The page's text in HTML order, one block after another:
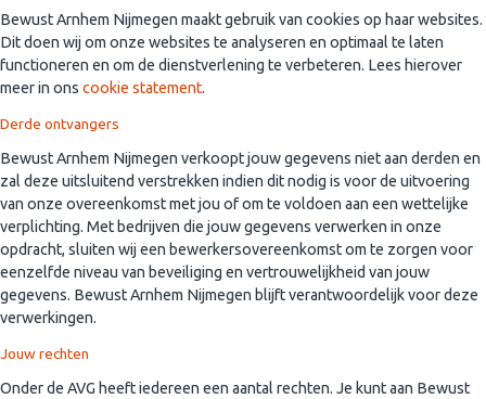
Bewust Arnhem Nijmegen maakt gebruik van cookies op haar websites.
Dit doen wij om onze websites te analyseren en optimaal te laten
functioneren en om de dienstverlening te verbeteren. Lees hierover
meer in ons cookie statement.
Derde ontvangers
Bewust Arnhem Nijmegen verkoopt jouw gegevens niet aan derden en
zal deze uitsluitend verstrekken indien dit nodig is voor de uitvoering
van onze overeenkomst met jou of om te voldoen aan een wettelijke
verplichting. Met bedrijven die jouw gegevens verwerken in onze
opdracht, sluiten wij een bewerkersovereenkomst om te zorgen voor
eenzelfde niveau van beveiliging en vertrouwelijkheid van jouw
gegevens. Bewust Arnhem Nijmegen blijft verantwoordelijk voor deze
verwerkingen.
Jouw rechten
Onder de AVG heeft iedereen een aantal rechten. Je kunt aan Bewust